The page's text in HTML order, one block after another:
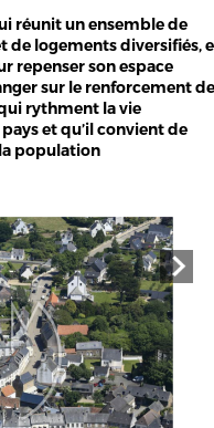
réunit un ensemble de
de logements diversifiés,
repenser son espace
sur le renforcement de
rythment la vie
et qu’il convient de
population